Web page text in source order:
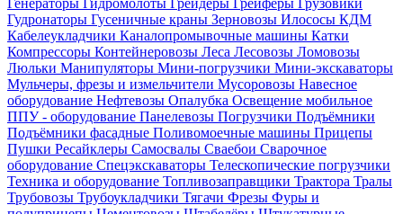
Гудронаторы Гусеничные краны Зерновозы Илососы КДМ
Кабелеукладчики Каналопромывочные машины Катки
Компрессоры Контейнеровозы Леса Лесовозы Ломовозы
Люльки Манипуляторы Мини-погрузчики Мини-экскаваторы
Мульчеры, фрезы и измельчители Мусоровозы Навесное
оборудование Нефтевозы Опалубка Освещение мобильное
ППУ - оборудование Панелевозы Погрузчики Подъёмники
Подъёмники фасадные Поливомоечные машины Прицепы
Пушки Ресайклеры Самосвалы Сваебои Сварочное
оборудование Спецэкскаваторы Телескопические погрузчики
Техника и оборудование Топливозаправщики Трактора Тралы
Трубовозы Трубоукладчики Тягачи Фрезы Фуры и